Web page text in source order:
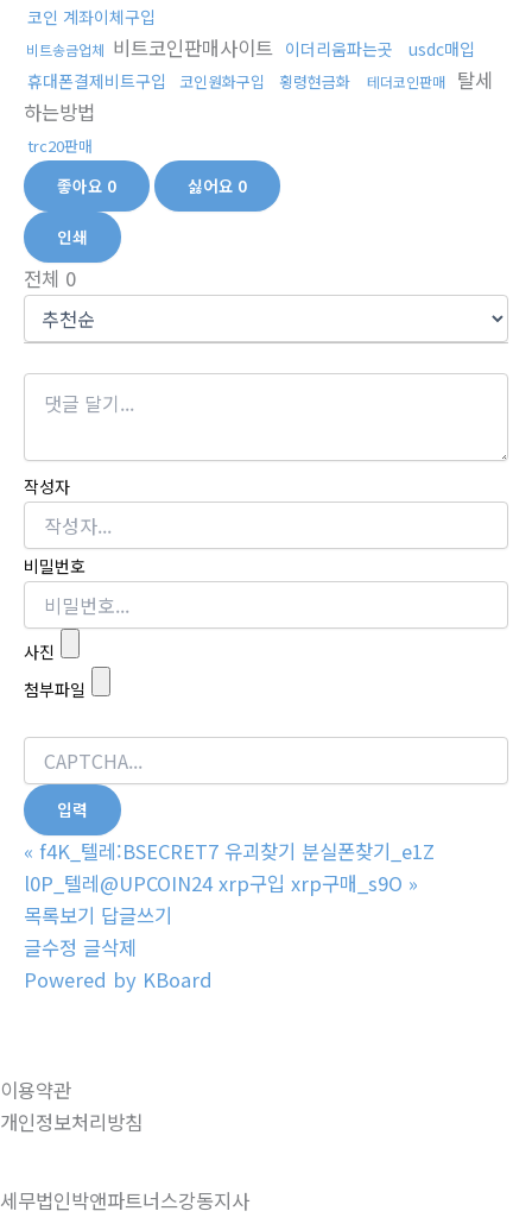
코인 계좌이체구입
비트송금업체 비트코인판매사이트 이더리움파는곳
usdc매입
휴대폰결제비트구입
코인원화구입 횡령현금화 테더코인판매
탈세
하는방법
trc20판매
좋아요 0 싫어요 0
인쇄
전체 0
작성자
비밀번호
사진
첨부파일
« f4K_텔레:BSECRET7 유괴찾기 분실폰찾기_e1Z
l0P_텔레@UPCOIN24 xrp구입 xrp구매_s9O »
목록보기 답글쓰기
글수정 글삭제
Powered by KBoard
이용약관
개인정보처리방침
세무법인박앤파트너스강동지사